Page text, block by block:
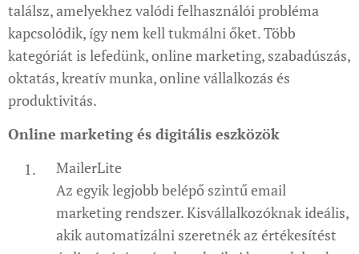
találsz, amelyekhez valódi felhasználói probléma
kapcsolódik, így nem kell tukmálni őket. Több
kategóriát is lefedünk, online marketing, szabadúszás,
oktatás, kreatív munka, online vállalkozás és
produktivitás.
Online marketing és digitális eszközök
MailerLite
Az egyik legjobb belépő szintű email
marketing rendszer. Kisvállalkozóknak ideális,
akik automatizálni szeretnék az értékesítést